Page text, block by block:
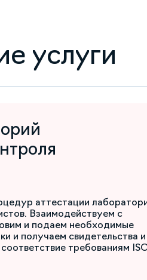
услуги
аттестации
Взаимодействуем с
и подаем необходимые
и получаем свидетельства и
требованиям